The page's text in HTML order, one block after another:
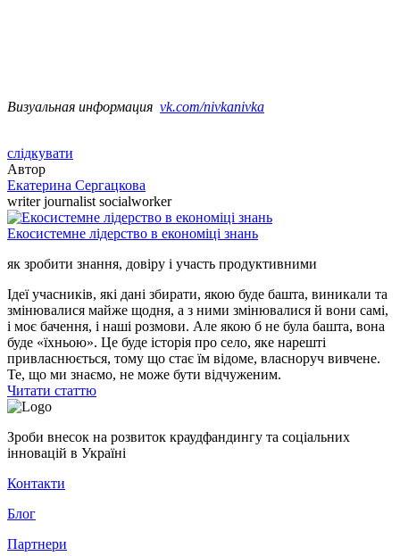
Визуальная информация vk.com/nivkanivka
слідкувати
Автор
Екатерина Сергацкова
writer journalist socialworker
Екосистемне лідерство в економіці знань
як зробити знання, довіру і участь продуктивними
Ідеї учасників, які дані збирати, якою буде башта, виникали та
змінювалися майже щодня, а з ними змінювалися й вони самі,
і моє бачення, і наші розмови. Але якою б не була башта, вона
буде «їхньою». Це буде історія про село, яке нарешті
привласнюється, тому що стає їм відоме, власноруч вивчене.
Те, що ми знаємо, не може бути відчуженим.
Читати статтю
Зроби внесок на розвиток краудфандингу та соціальних
інновацій в Україні
Контакти
Блог
Партнери